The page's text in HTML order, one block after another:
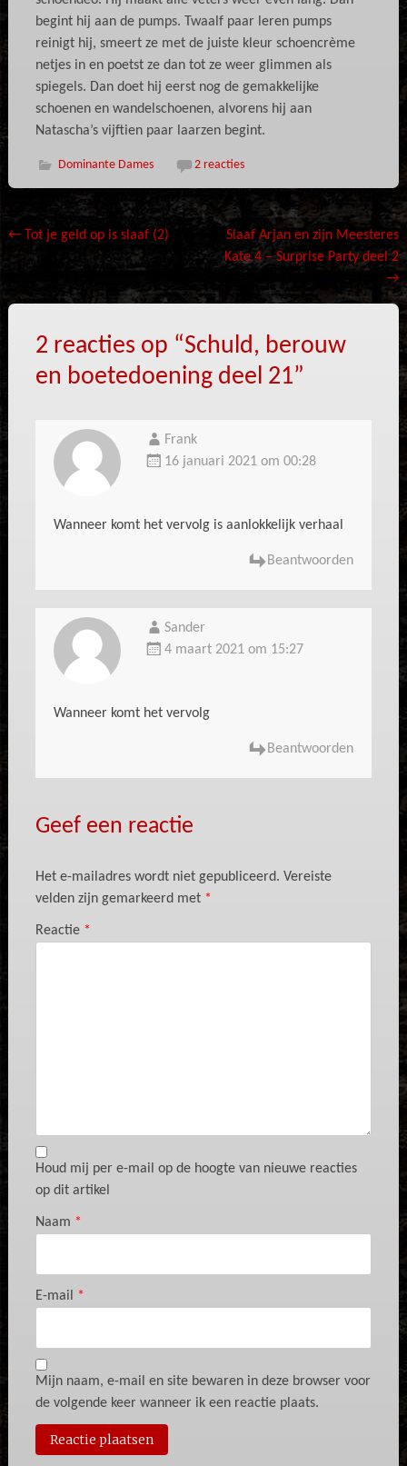
begint hij aan de pumps. Twaalf paar leren pumps
reinigt hij, smeert ze met de juiste kleur schoencrème
netjes in en poetst ze dan tot ze weer glimmen als
spiegels. Dan doet hij eerst nog de gemakkelijke
schoenen en wandelschoenen, alvorens hij aan
Natascha’s vijftien paar laarzen begint.
Dominante Dames 2 reacties
Bericht
navigatie
←Tot je geld op is slaaf (2)
Slaaf Arjan en zijn Meesteres
Kate 4 – Surprise Party deel 2
→
2 reacties op “Schuld, berouw
en boetedoening deel 21”
Frank
16 januari 2021 om 00:28
Wanneer komt het vervolg is aanlokkelijk verhaal
Beantwoorden
Sander
4 maart 2021 om 15:27
Wanneer komt het vervolg
Beantwoorden
Geef een reactie
Het e-mailadres wordt niet gepubliceerd. Vereiste
velden zijn gemarkeerd met *
Reactie *
Houd mij per e-mail op de hoogte van nieuwe reacties
op dit artikel
Naam *
E-mail *
Mijn naam, e-mail en site bewaren in deze browser voor
de volgende keer wanneer ik een reactie plaats.